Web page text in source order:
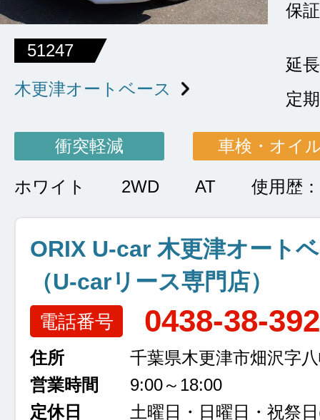
51247
木更津オートベース
保証
延
定
衝突軽減 車検・オイ
ホワイト 2WD AT 使用歴
ORIX U-car 木更津オート
（U-carリース専門店）
電話番号 0438-38-
住所
千葉県木更津市畑沢字
営業時間
9:00～18:00
定休日
土曜日・日曜日・祝祭日